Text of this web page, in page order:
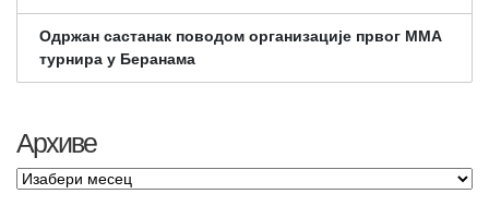
Одржан састанак поводом организације првог ММА
турнира у Беранама
Архиве